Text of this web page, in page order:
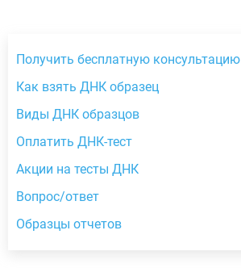
Получить бесплатную консультацию
Как взять ДНК образец
Виды ДНК образцов
Оплатить ДНК-тест
Акции на тесты ДНК
Вопрос/ответ
Образцы отчетов